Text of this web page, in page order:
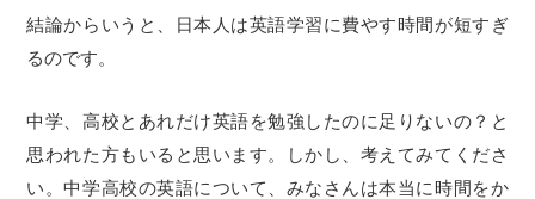
結論からいうと、日本人は英語学習に費やす時間が短すぎ
るのです。
中学、高校とあれだけ英語を勉強したのに足りないの？と
思われた方もいると思います。しかし、考えてみてくださ
い。中学高校の英語について、みなさんは本当に時間をか